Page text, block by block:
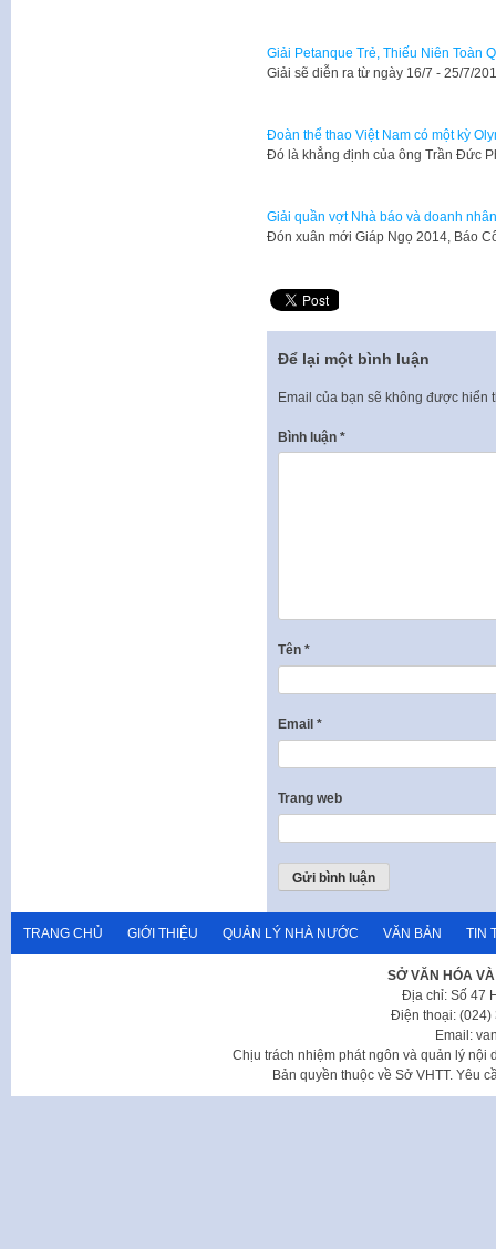
Giải Petanque Trẻ, Thiếu Niên Toàn
Giải sẽ diễn ra từ ngày 16/7 - 25/7/
Đoàn thể thao Việt Nam có một kỳ
Đó là khẳng định của ông Trần Đức
Giải quần vợt Nhà báo và doanh
​Đón xuân mới Giáp Ngọ 2014, Báo
Để lại một bình luận
Email của bạn sẽ không được hiển
Bình luận *
Tên *
Email *
Trang web
TRANG CHỦ GIỚI THIỆU QUẢN LÝ NHÀ NƯỚC VĂN BẢN TIN
SỞ VĂN HÓA
Địa chỉ: Số 47
Điện thoại: (024)
Email:
Chịu trách nhiệm phát ngôn và quản lý nội
Bản quyền thuộc về Sở VHTT. Yêu